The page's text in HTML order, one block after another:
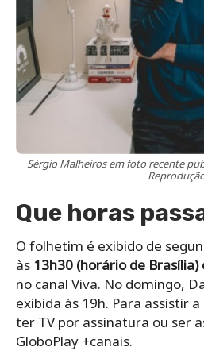
Sérgio Malheiros em foto recente
Que horas
O folhetim é exibido de
às 13h30 (horário de
no canal Viva. No domingo,
exibida às 19h. Para assistir
ter TV por assinatura ou ser
GloboPlay +canais.